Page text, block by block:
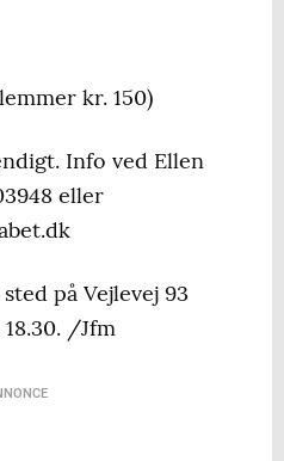
kr. 150)
Info ved Ellen
eller
på Vejlevej 93
/Jfm